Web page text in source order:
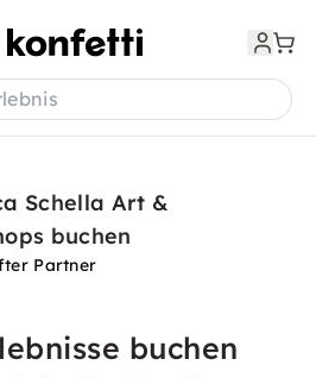
Schella Art &
buchen
Partner
buchen